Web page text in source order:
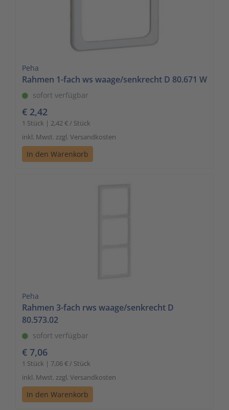
Peha
Rahmen 1-fach ws waage/senkrecht D 80.671 W
sofort verfügbar
€ 2,42
1 Stück | 2,42 € / Stück
inkl. Mwst. zzgl. Versandkosten
In den Warenkorb
Peha
Rahmen 3-fach rws waage/senkrecht D
80.573.02
sofort verfügbar
€ 7,06
1 Stück | 7,06 € / Stück
inkl. Mwst. zzgl. Versandkosten
In den Warenkorb